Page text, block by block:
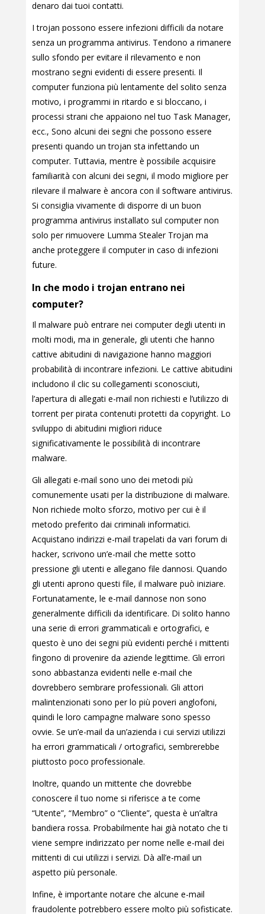
denaro dai tuoi contatti.
I trojan possono essere infezioni difficili da notare
senza un programma antivirus. Tendono a rimanere
sullo sfondo per evitare il rilevamento e non
mostrano segni evidenti di essere presenti. Il
computer funziona più lentamente del solito senza
motivo, i programmi in ritardo e si bloccano, i
processi strani che appaiono nel tuo Task Manager,
ecc., Sono alcuni dei segni che possono essere
presenti quando un trojan sta infettando un
computer. Tuttavia, mentre è possibile acquisire
familiarità con alcuni dei segni, il modo migliore per
rilevare il malware è ancora con il software antivirus.
Si consiglia vivamente di disporre di un buon
programma antivirus installato sul computer non
solo per rimuovere Lumma Stealer Trojan ma
anche proteggere il computer in caso di infezioni
future.
In che modo i trojan entrano nei
computer?
Il malware può entrare nei computer degli utenti in
molti modi, ma in generale, gli utenti che hanno
cattive abitudini di navigazione hanno maggiori
probabilità di incontrare infezioni. Le cattive abitudini
includono il clic su collegamenti sconosciuti,
l’apertura di allegati e-mail non richiesti e l’utilizzo di
torrent per pirata contenuti protetti da copyright. Lo
sviluppo di abitudini migliori riduce
significativamente le possibilità di incontrare
malware.
Gli allegati e-mail sono uno dei metodi più
comunemente usati per la distribuzione di malware.
Non richiede molto sforzo, motivo per cui è il
metodo preferito dai criminali informatici.
Acquistano indirizzi e-mail trapelati da vari forum di
hacker, scrivono un’e-mail che mette sotto
pressione gli utenti e allegano file dannosi. Quando
gli utenti aprono questi file, il malware può iniziare.
Fortunatamente, le e-mail dannose non sono
generalmente difficili da identificare. Di solito hanno
una serie di errori grammaticali e ortografici, e
questo è uno dei segni più evidenti perché i mittenti
fingono di provenire da aziende legittime. Gli errori
sono abbastanza evidenti nelle e-mail che
dovrebbero sembrare professionali. Gli attori
malintenzionati sono per lo più poveri anglofoni,
quindi le loro campagne malware sono spesso
ovvie. Se un’e-mail da un’azienda i cui servizi utilizzi
ha errori grammaticali / ortografici, sembrerebbe
piuttosto poco professionale.
Inoltre, quando un mittente che dovrebbe
conoscere il tuo nome si riferisce a te come
“Utente”, “Membro” o “Cliente”, questa è un’altra
bandiera rossa. Probabilmente hai già notato che ti
viene sempre indirizzato per nome nelle e-mail dei
mittenti di cui utilizzi i servizi. Dà all’e-mail un
aspetto più personale.
Infine, è importante notare che alcune e-mail
fraudolente potrebbero essere molto più sofisticate.